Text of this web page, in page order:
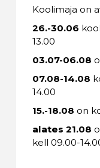
Koolimaja on
26.-30.06
13.00
03.07-06.08
07.08-14.08
14.00
15.-18.08 on
alates 21.08
kell 09.00-